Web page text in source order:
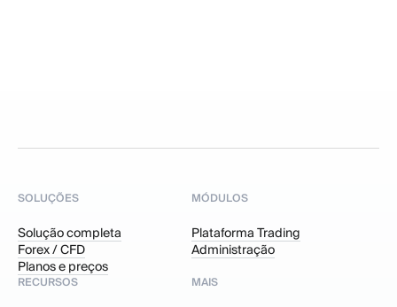
SOLUÇÕES
Solução completa
Forex / CFD
Planos e preços
MÓDULOS
Plataforma Trading
Administração
RECURSOS MAIS